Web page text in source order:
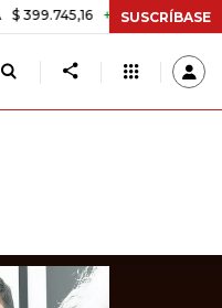
+$ 2.295,71 +0,58%
SUSCRÍBASE